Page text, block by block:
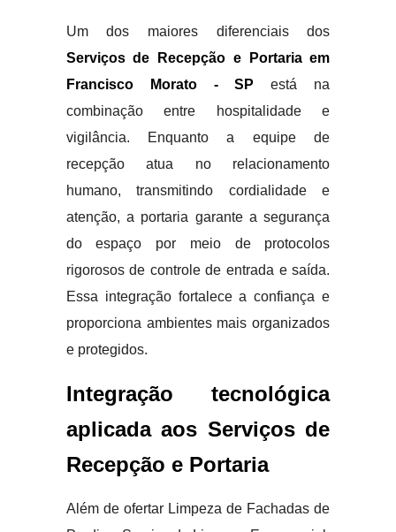
Um dos maiores diferenciais dos
Serviços de Recepção e Portaria em
Francisco Morato - SP está na
combinação entre hospitalidade e
vigilância. Enquanto a equipe de
recepção atua no relacionamento
humano, transmitindo cordialidade e
atenção, a portaria garante a segurança
do espaço por meio de protocolos
rigorosos de controle de entrada e saída.
Essa integração fortalece a confiança e
proporciona ambientes mais organizados
e protegidos.
Integração tecnológica
aplicada aos Serviços de
Recepção e Portaria
Além de ofertar Limpeza de Fachadas de